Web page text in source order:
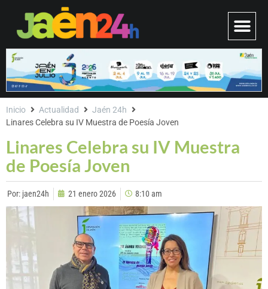
Linares Celebra su IV Muestra
de Poesía Joven
Inicio Actualidad
Jaén 24h
Linares Celebra su IV Muestra de Poesía Joven
Por: jaen24h 21 enero 2026 8:10 am